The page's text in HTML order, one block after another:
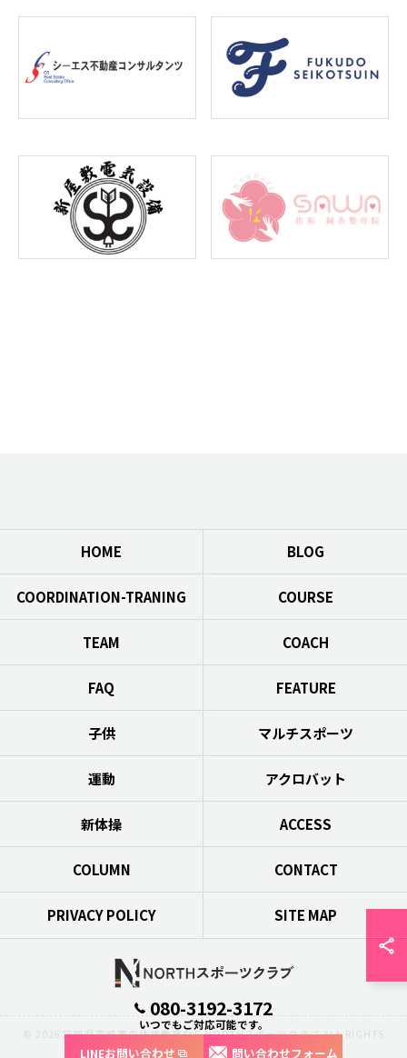
080-3192-3172
いつでもご対応可能です。
LINEお問い合わせ 問い合わせフォーム
HOME BLOG
COORDINATION-TRANING COURSE
TEAM COACH
FAQ FEATURE
子供 マルチスポーツ
運動 アクロバット
新体操 ACCESS
COLUMN CONTACT
PRIVACY POLICY SITE MAP
© 2026 宮崎県宮崎市の体操教室ならNORTHスポーツクラブ ALL RIGHTS
RESERVED.